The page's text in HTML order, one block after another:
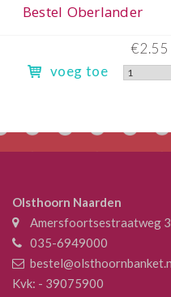
Olsthoorn Naarden
Amersfoortsestraatweg
035-6949000
Kvk: - 39075900